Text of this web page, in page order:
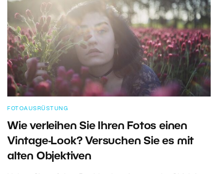
FOTOAUSRÜSTUNG
Wie verleihen Sie Ihren Fotos einen
Vintage-Look? Versuchen Sie es mit
alten Objektiven